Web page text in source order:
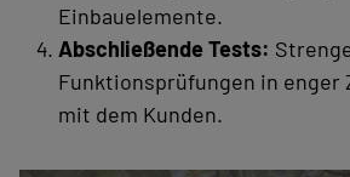
Einbauelemente.
Abschließende Tests:
Funktionsprüfungen in enger
mit dem Kunden.